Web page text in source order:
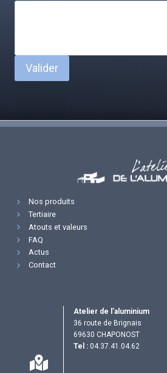
Valider
Nos produits
Tertiaire
Atouts et valeurs
FAQ
Actus
Contact
Atelier de l’aluminium
36 route de Brignais
69630 CHAPONOST
Tel : 04.37.41.04.62